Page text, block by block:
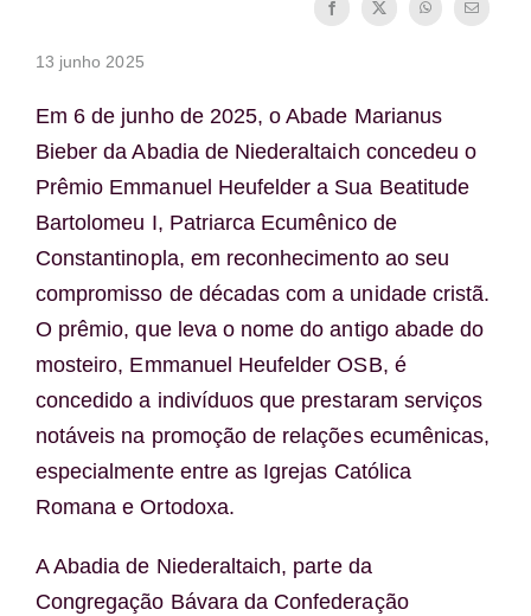
13 junho 2025
Em 6 de junho de 2025, o Abade Marianus
Bieber da Abadia de Niederaltaich concedeu o
Prêmio Emmanuel Heufelder a Sua Beatitude
Bartolomeu I, Patriarca Ecumênico de
Constantinopla, em reconhecimento ao seu
compromisso de décadas com a unidade cristã.
O prêmio, que leva o nome do antigo abade do
mosteiro, Emmanuel Heufelder OSB, é
concedido a indivíduos que prestaram serviços
notáveis na promoção de relações ecumênicas,
especialmente entre as Igrejas Católica
Romana e Ortodoxa.
A Abadia de Niederaltaich, parte da
Congregação Bávara da Confederação